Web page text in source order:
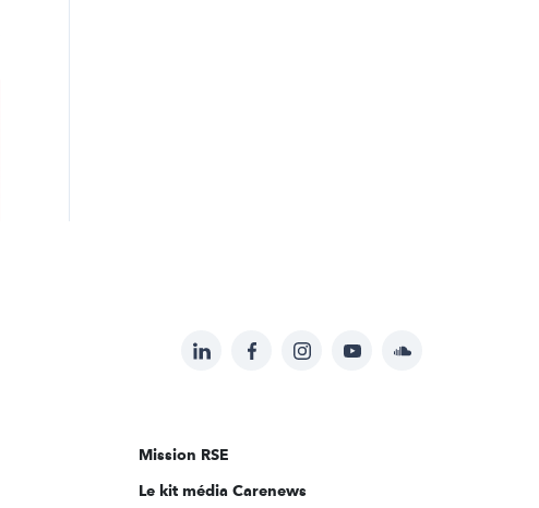
Suivez-
sur:
LinkedInFacebookInstagramYouTubeSoundcloud
Mission RSE
Le kit média Carenews